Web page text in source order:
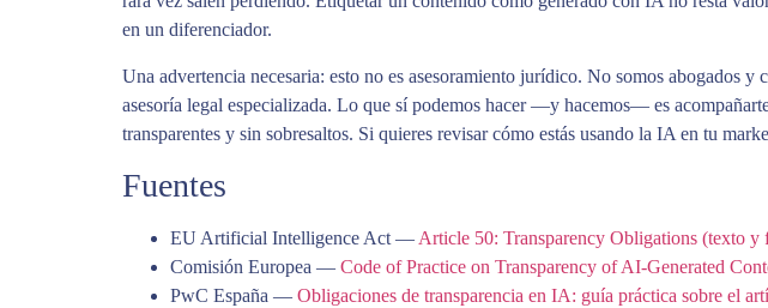
en un diferenciador.
Una advertencia necesaria: esto no es asesoramiento jurídico. No somos abogados
asesoría legal especializada. Lo que sí podemos hacer —y hacemos— es
transparentes y sin sobresaltos. Si quieres revisar cómo estás usando la IA en tu
Fuentes
EU Artificial Intelligence Act — Article 50: Transparency Obligations (texto y
Comisión Europea — Code of Practice on Transparency of AI-Generated
PwC España — Obligaciones de transparencia en IA: guía práctica sobre el